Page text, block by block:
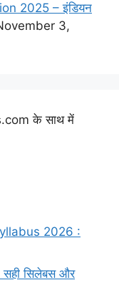
2025 – इंडियन
3,
के साथ में
2026 :
सिलेबस और